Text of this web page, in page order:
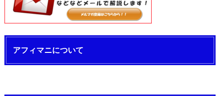
04:34
アフィマニについて